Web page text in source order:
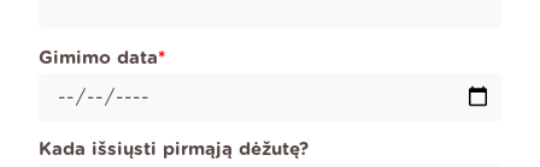
Gimimo data*
Kada išsiųsti pirmąją dėžutę?